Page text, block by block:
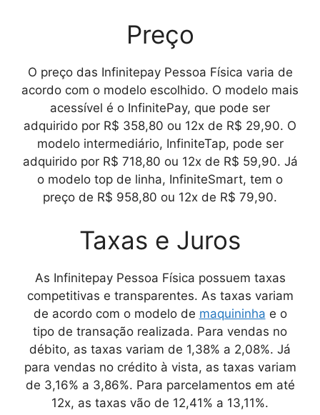
Preço
O preço das Infinitepay Pessoa Física varia de
acordo com o modelo escolhido. O modelo mais
acessível é o InfinitePay, que pode ser
adquirido por R$ 358,80 ou 12x de R$ 29,90. O
modelo intermediário, InfiniteTap, pode ser
adquirido por R$ 718,80 ou 12x de R$ 59,90. Já
o modelo top de linha, InfiniteSmart, tem o
preço de R$ 958,80 ou 12x de R$ 79,90.
Taxas e Juros
As Infinitepay Pessoa Física possuem taxas
competitivas e transparentes. As taxas variam
de acordo com o modelo de maquininha e o
tipo de transação realizada. Para vendas no
débito, as taxas variam de 1,38% a 2,08%. Já
para vendas no crédito à vista, as taxas variam
de 3,16% a 3,86%. Para parcelamentos em até
12x, as taxas vão de 12,41% a 13,11%.